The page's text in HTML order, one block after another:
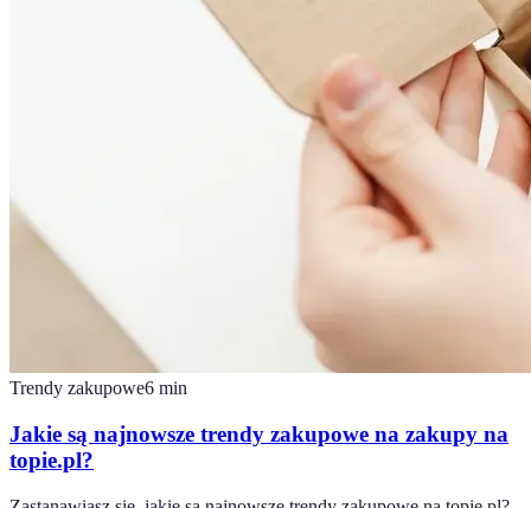
Trendy zakupowe6 min
Jakie są najnowsze trendy zakupowe na zakupy na
topie.pl?